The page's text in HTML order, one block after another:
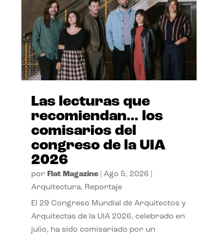
Las lecturas que
recomiendan… los
comisarios del
congreso de la UIA
2026
por Flat Magazine| Ago 5, 2026
Arquitectura, Reportaje
El 29 Congreso Mundial de Arquitectos y
Arquitectas de la UIA 2026, celebrado en
julio, ha sido comisariado por un